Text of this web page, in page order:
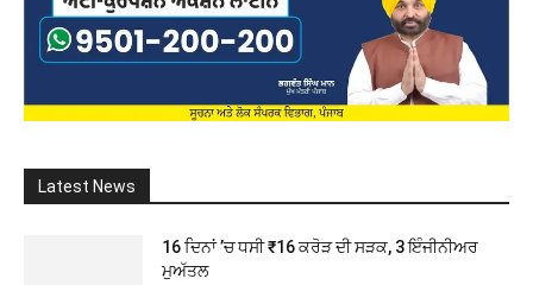
Latest News
16 ਦਿਨਾਂ ’ਚ ਧਸੀ ₹16 ਕਰੋੜ ਦੀ ਸੜਕ, 3 ਇੰਜੀਨੀਅਰ
ਮੁਅੱਤਲ